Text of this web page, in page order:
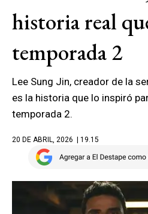
historia real
temporada 2
Lee Sung Jin, creador de la
es la historia que lo inspiró
temporada 2.
20 DE ABRIL, 2026 | 19.15